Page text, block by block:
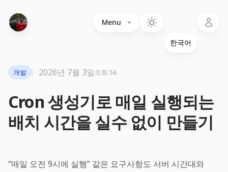
Menu
Cron 생성기로 매일 실행되는
배치 시간을 실수 없이 만들기
개발 2026년 7월 3일조회 56
“매일 오전 9시에 실행” 같은 요구사항도 서버 시간대와